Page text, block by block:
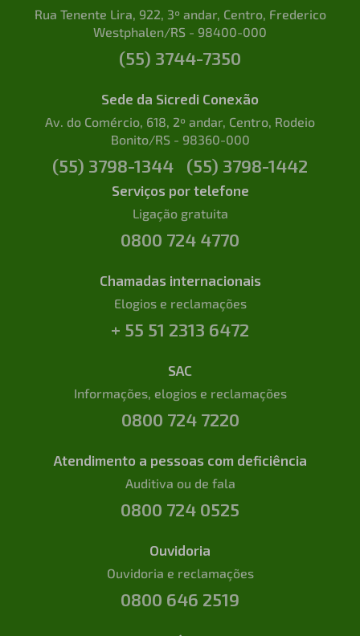
Rua Tenente Lira, 922, 3º andar, Centro, Frederico
Westphalen/RS - 98400-000
(55) 3744-7350
Sede da Sicredi Conexão
Av. do Comércio, 618, 2º andar, Centro, Rodeio
Bonito/RS - 98360-000
(55) 3798-1344 (55) 3798-1442
Serviços por telefone
Ligação gratuita
0800 724 4770
Chamadas internacionais
Elogios e reclamações
+ 55 51 2313 6472
SAC
Informações, elogios e reclamações
0800 724 7220
Atendimento a pessoas com deficiência
Auditiva ou de fala
0800 724 0525
Ouvidoria
Ouvidoria e reclamações
0800 646 2519